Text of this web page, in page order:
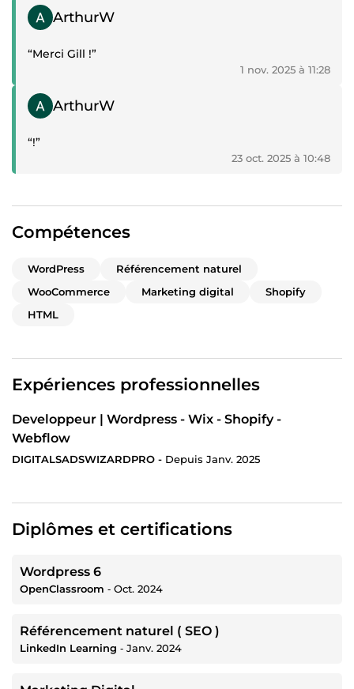
Témoignage positif
ArthurW
“Merci Gill !”
1 nov. 2025 à 11:28
Témoignage positif
ArthurW
“!”
23 oct. 2025 à 10:48
Compétences
WordPress
Référencement naturel
WooCommerce
Marketing digital
Shopify
HTML
Expériences professionnelles
Developpeur | Wordpress - Wix - Shopify -
Webflow
DIGITALSADSWIZARDPRO - Depuis Janv. 2025
Diplômes et certifications
Wordpress 6
OpenClassroom ‐ Oct. 2024
Référencement naturel ( SEO )
LinkedIn Learning ‐ Janv. 2024